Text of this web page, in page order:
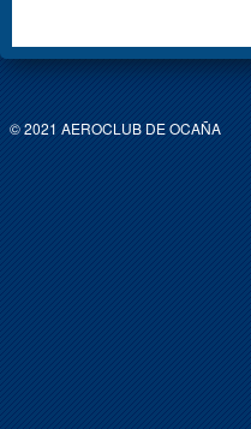
© 2021 AEROCLUB DE OCAÑA